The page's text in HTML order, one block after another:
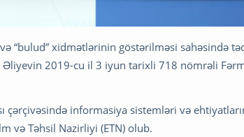
“bulud” xidmətlərinin göstərilməsi sahəsində
2019-cu il 3 iyun tarixli 718 nömrəli
çərçivəsində informasiya sistemləri və
və Təhsil Nazirliyi (ETN) olub.